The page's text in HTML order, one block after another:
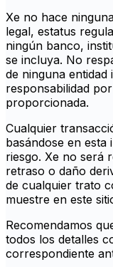
Xe no hace
legal, estatus
ningún banco,
se incluya. No
de ninguna
responsabilidad
proporcionada.
Cualquier
basándose en
riesgo. Xe no será
retraso o daño
de cualquier trato
muestre en este
Recomendamos
todos los detalles
correspondiente